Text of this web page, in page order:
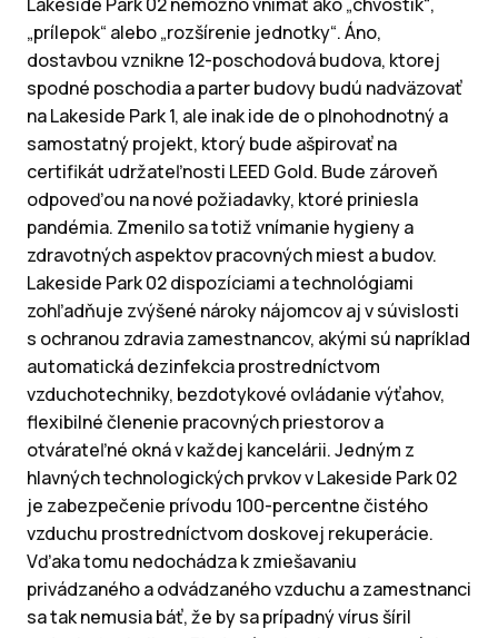
„prílepok“ alebo „rozšírenie jednotky“. Áno,
dostavbou vznikne 12-poschodová budova, ktorej
spodné poschodia a parter budovy budú nadväzovať
na Lakeside Park 1, ale inak ide de o plnohodnotný a
samostatný projekt, ktorý bude ašpirovať na
certifikát udržateľnosti LEED Gold. Bude zároveň
odpoveďou na nové požiadavky, ktoré priniesla
pandémia. Zmenilo sa totiž vnímanie hygieny a
zdravotných aspektov pracovných miest a budov.
Lakeside Park 02 dispozíciami a technológiami
zohľadňuje zvýšené nároky nájomcov aj v súvislosti
s ochranou zdravia zamestnancov, akými sú napríklad
automatická dezinfekcia prostredníctvom
vzduchotechniky, bezdotykové ovládanie výťahov,
flexibilné členenie pracovných priestorov a
otvárateľné okná v každej kancelárii. Jedným z
hlavných technologických prvkov v Lakeside Park 02
je zabezpečenie prívodu 100-percentne čistého
vzduchu prostredníctvom doskovej rekuperácie.
Vďaka tomu nedochádza k zmiešavaniu
privádzaného a odvádzaného vzduchu a zamestnanci
sa tak nemusia báť, že by sa prípadný vírus šíril